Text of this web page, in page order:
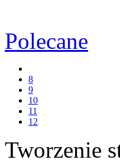
Polecane
8
9
10
11
12
Tworzenie